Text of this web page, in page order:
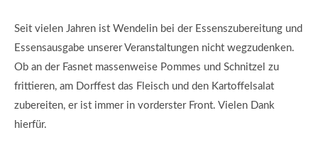
Seit vielen Jahren ist Wendelin bei der Essenszubereitung und
Essensausgabe unserer Veranstaltungen nicht wegzudenken.
Ob an der Fasnet massenweise Pommes und Schnitzel zu
frittieren, am Dorffest das Fleisch und den Kartoffelsalat
zubereiten, er ist immer in vorderster Front. Vielen Dank
hierfür.